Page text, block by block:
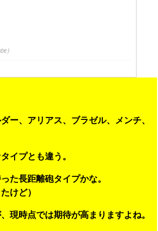
）
ー、アリアス、ブラゼル、メンチ、
イプとも違う。
た長距離砲タイプかな。
けど）
現時点では期待が高まりますよね。